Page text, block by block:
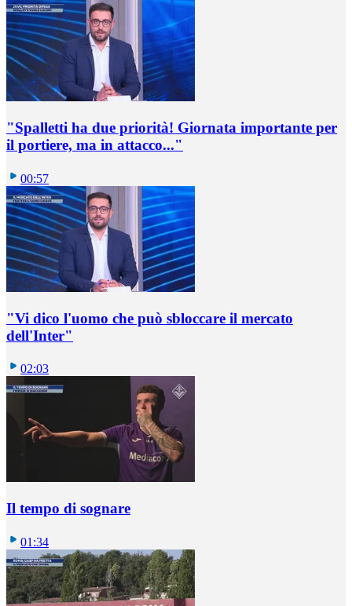
"Spalletti ha due priorità! Giornata importante per
il portiere, ma in attacco..."
00:57
"Vi dico l'uomo che può sbloccare il mercato
dell'Inter"
02:03
Il tempo di sognare
01:34